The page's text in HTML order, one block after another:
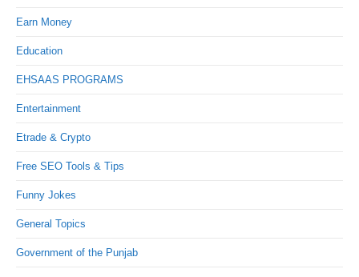
Earn Money
Education
EHSAAS PROGRAMS
Entertainment
Etrade & Crypto
Free SEO Tools & Tips
Funny Jokes
General Topics
Government of the Punjab